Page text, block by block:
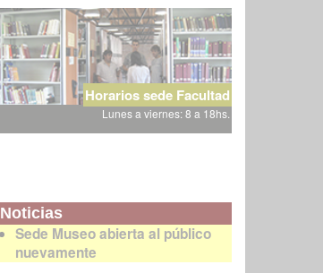
Horarios sede Facultad
Lunes a viernes: 8 a 18hs.
Noticias
Sede Museo abierta al público
nuevamente